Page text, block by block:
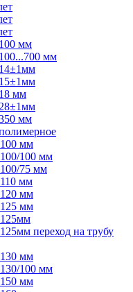
мм
мм
мм
мм
мм
100 мм
75 мм
мм
мм
мм
переход на трубу
мм
100 мм
мм